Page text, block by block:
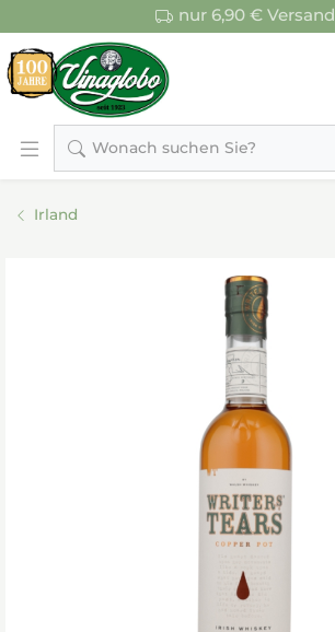
nur 6,90 € Versand
Wonach suchen Sie?
Irland